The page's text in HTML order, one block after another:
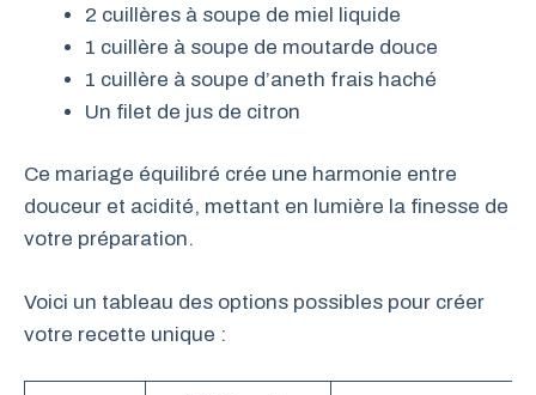
2 cuillères à soupe de miel liquide
1 cuillère à soupe de moutarde douce
1 cuillère à soupe d’aneth frais haché
Un filet de jus de citron
Ce mariage équilibré crée une harmonie entre
douceur et acidité, mettant en lumière la finesse de
votre préparation.
Voici un tableau des options possibles pour créer
votre recette unique :